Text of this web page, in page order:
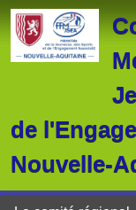
de
Nouvelle-
Panneau de gestion